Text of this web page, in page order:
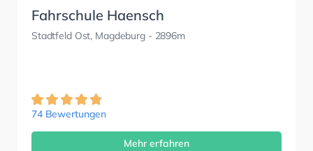
Fahrschule Haensch
Stadtfeld Ost, Magdeburg- 2896m
74 Bewertungen
Mehr erfahren